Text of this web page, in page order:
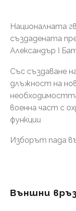
Националната
създадената
Александър І
Със създаване
длъжност на
военна част с
функции
Изборът пада
Външни